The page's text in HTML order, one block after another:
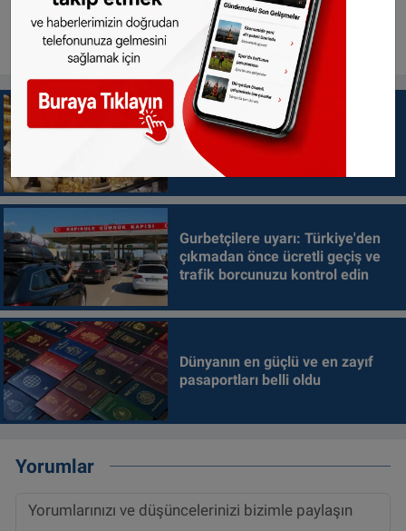
Gurbetçilere uyarı: Tatil
dönüşünde altın getirirken bu
kuralları unutmayın
Gurbetçilere uyarı: Türkiye'den
çıkmadan önce ücretli geçiş ve
trafik borcunuzu kontrol edin
Dünyanın en güçlü ve en zayıf
pasaportları belli oldu
Yorumlar